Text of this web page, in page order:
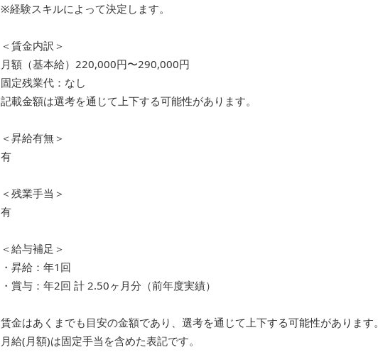
※経験スキルによって決定します。
＜賃金内訳＞
月額（基本給）220,000円〜290,000円
固定残業代：なし
記載金額は選考を通じて上下する可能性があります。
＜昇給有無＞
有
＜残業手当＞
有
＜給与補足＞
・昇給：年1回
・賞与：年2回 計 2.50ヶ月分（前年度実績）
賃金はあくまでも目安の金額であり、選考を通じて上下する可能性があります
月給(月額)は固定手当を含めた表記です。